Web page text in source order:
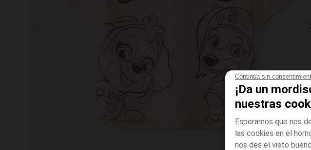
Continúa sin
¡Da un
nuestras
Esperamos que nos
las cookies en el
nos des el visto